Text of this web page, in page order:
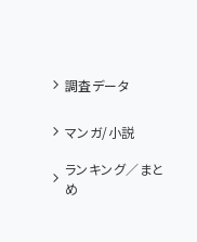
調査データ
マンガ/小説
ランキング／まと
め